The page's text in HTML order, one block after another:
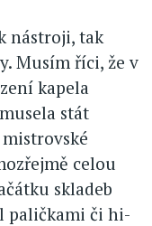
nástroji, tak
Musím říci, že v
kapela
stát
celou
skladeb
paličkami či hi-